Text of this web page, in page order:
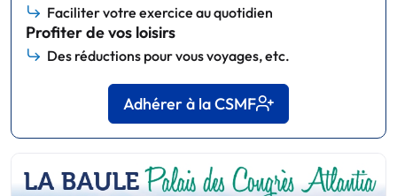
Faciliter votre exercice au quotidien
Profiter de vos loisirs
Des réductions pour vous voyages, etc.
Adhérer à la CSMF